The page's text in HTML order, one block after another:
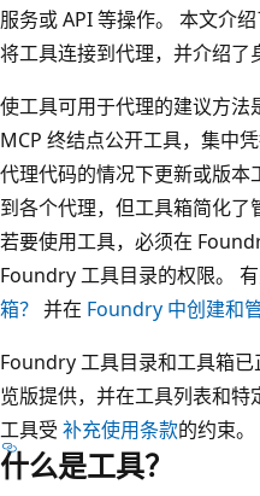
服务或 API 等操作。 本文介
将工具连接到代理，并介绍了
使工具可用于代理的建议方法
MCP 终结点公开工具，集中
代理代码的情况下更新或版本
到各个代理，但工具箱简化了
若要使用工具，必须在
Foundry 工具目录的权限。
箱？ 并在 Foundry 中创建和
Foundry 工具目录和工具箱
览版提供，并在工具列表和
工具受 补充使用条款的约束。
什么是工具？